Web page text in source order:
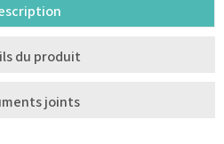
du produit
joints